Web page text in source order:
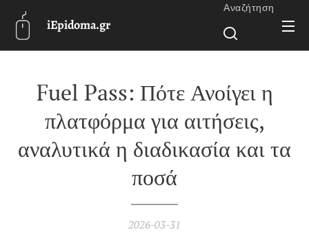
iEpidoma.gr
Αναζήτηση
Fuel Pass: Πότε Ανοίγει η
πλατφόρμα για αιτήσεις,
αναλυτικά η διαδικασία και τα
ποσά
2026-03-31